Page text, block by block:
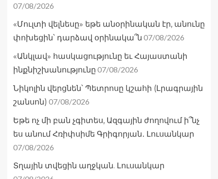
07/08/2026
«Մուլտի վելնեսը» եթե անօրինական էր, անունը
փոխեցին՝ դարձավ օրինակա՞ն 07/08/2026
«Անկլավ» հասկացությունը եւ Հայաստանի
ինքնիշխանությունը 07/08/2026
Նիկոլին վերցնեն՝ Պետրոսը կշահի (Լրագրային
շանսոն) 07/08/2026
Եթե ոչ մի բան չգիտես, Ազգային ժողովում ի՞նչ
ես անում Հռիփսիմե Գրիգորյան․ Լուսանկար
07/08/2026
Տղային տվեցին աղջկան. Լուսանկար